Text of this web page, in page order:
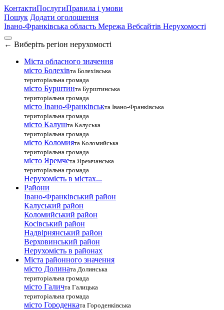
КонтактиПослугиПравила і умови
Пошук Додати оголошення
Івано-Франківська область Мережа Вебсайтів Нерухомості
← Виберіть регіон нерухомості
Міста обласного значення
місто Болехівта Болехівська
територіальна громада
місто Бурштинта Бурштинська
територіальна громада
місто Івано-Франківськта Івано-Франківська
територіальна громада
місто Калушта Калуська
територіальна громада
місто Коломията Коломийська
територіальна громада
місто Яремчета Яремчанська
територіальна громада
Нерухомість в містах...
Райони
Івано-Франківський район
Калуський район
Коломийський район
Косівський район
Надвірнянський район
Верховинський район
Нерухомість в районах
Міста районного значення
місто Долината Долинська
територіальна громада
місто Галичта Галицька
територіальна громада
місто Городенката Городенківська